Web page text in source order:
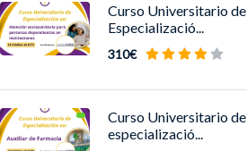
Curso Universitario de
Especializació...
310€
Curso Universitario de
especializació...